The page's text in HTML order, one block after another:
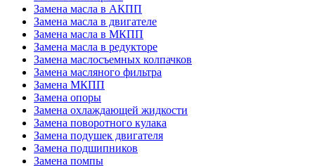
Замена масла в АКПП
Замена масла в двигателе
Замена масла в МКПП
Замена масла в редукторе
Замена маслосъемных колпачков
Замена масляного фильтра
Замена МКПП
Замена опоры
Замена охлаждающей жидкости
Замена поворотного кулака
Замена подушек двигателя
Замена подшипников
Замена помпы